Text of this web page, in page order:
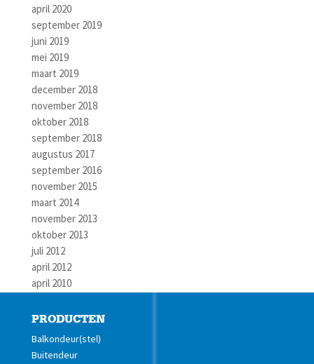
april 2020
september 2019
juni 2019
mei 2019
maart 2019
december 2018
november 2018
oktober 2018
september 2018
augustus 2017
september 2016
november 2015
maart 2014
november 2013
oktober 2013
juli 2012
april 2012
april 2010
PRODUCTEN
Balkondeur(stel)
Buitendeur